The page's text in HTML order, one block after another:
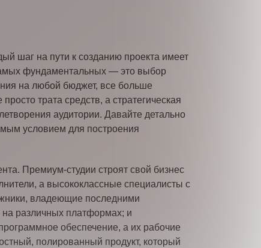
шаг на пути к созданию проекта имеет
фундаментальных — это выбор
на любой бюджет, все больше
трата средств, а стратегическая
аудитории. Давайте детально
условием для построения
Премиум-студии строят свой бизнес
а высококлассные специалисты с
владеющие последними
различных платформах; и
обеспечение, а их рабочие
полированный продукт, который